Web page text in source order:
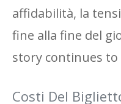
affidabilità, la
fine alla fine del
story continues
Costi Del